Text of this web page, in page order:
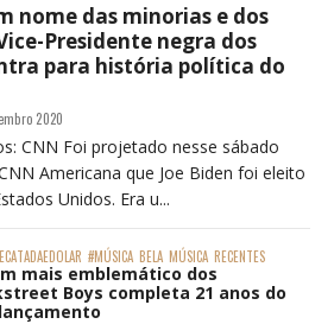
nome das minorias e dos
Presidente negra dos
para história política do
2020
CNN Foi projetado nesse sábado
Americana que Joe Biden foi eleito
Unidos. Era u...
#MÚSICA BELA MÚSICA RECENTES
mais emblemático dos
Boys completa 21 anos do